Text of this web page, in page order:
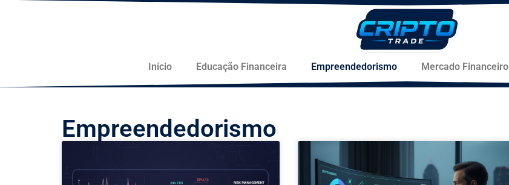
Início Educação Financeira Empreendedorismo Mercado Financeiro
Empreendedorismo